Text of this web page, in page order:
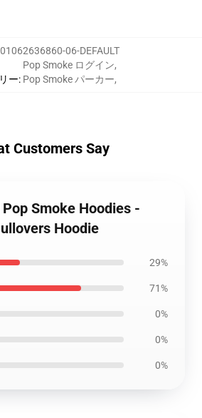
06-DEFAULT
ー:
Pop Smoke ログイン,
Pop Smoke パーカー,
Customers Say
Smoke Hoodies -
Hoodie
29%
71%
0%
0%
0%